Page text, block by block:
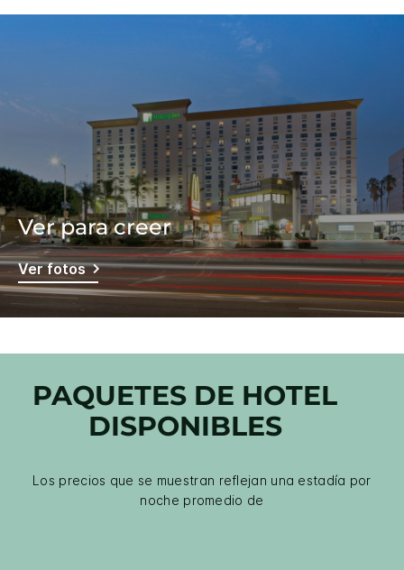
Ver para creer
Ver fotos
PAQUETES DE HOTEL
DISPONIBLES
Los precios que se muestran reflejan una estadía por
noche promedio de